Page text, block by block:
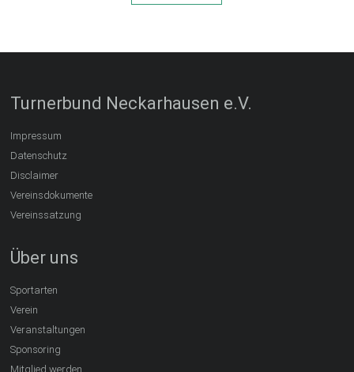
Turnerbund Neckarhausen e.V.
Impressum
Datenschutz
Disclaimer
Vereinsdokumente
Vereinssatzung
Über uns
Sportarten
Verein
Veranstaltungen
Sponsoring
Mitglied werden